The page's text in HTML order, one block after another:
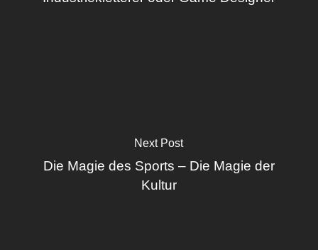
Next Post
Die Magie des Sports – Die Magie der
Kultur